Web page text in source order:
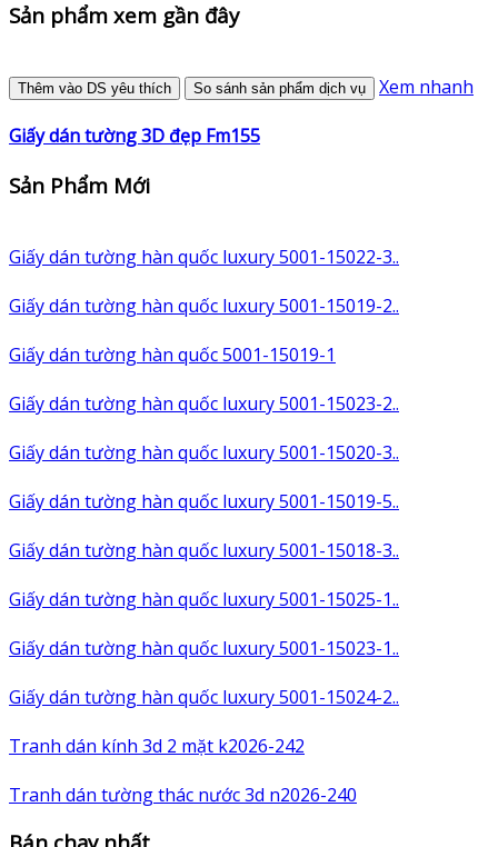
Sản phẩm xem gần đây
Thêm vào DS yêu thích So sánh sản phẩm dịch vụ Xem nhanh
Giấy dán tường 3D đẹp Fm155
Sản Phẩm Mới
Giấy dán tường hàn quốc luxury 5001-15022-3..
Giấy dán tường hàn quốc luxury 5001-15019-2..
Giấy dán tường hàn quốc 5001-15019-1
Giấy dán tường hàn quốc luxury 5001-15023-2..
Giấy dán tường hàn quốc luxury 5001-15020-3..
Giấy dán tường hàn quốc luxury 5001-15019-5..
Giấy dán tường hàn quốc luxury 5001-15018-3..
Giấy dán tường hàn quốc luxury 5001-15025-1..
Giấy dán tường hàn quốc luxury 5001-15023-1..
Giấy dán tường hàn quốc luxury 5001-15024-2..
Tranh dán kính 3d 2 mặt k2026-242
Tranh dán tường thác nước 3d n2026-240